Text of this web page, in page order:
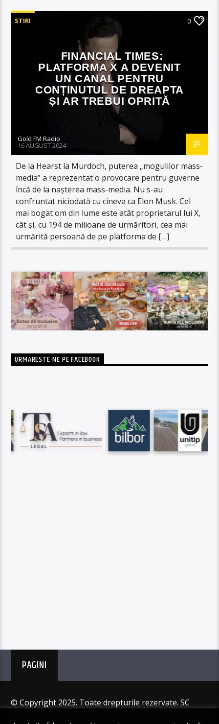
STIRI 0
FINANCIAL TIMES:
PLATFORMA X A DEVENIT
UN CANAL PENTRU
CONȚINUTUL DE DREAPTA
ȘI AR TREBUI OPRITĂ
Gold FM Radio
16 AUGUST 2024
De la Hearst la Murdoch, puterea „mogulilor mass-
media” a reprezentat o provocare pentru guverne
încă de la nașterea mass-media. Nu s-au
confruntat niciodată cu cineva ca Elon Musk. Cel
mai bogat om din lume este atât proprietarul lui X,
cât și, cu 194 de milioane de urmăritori, cea mai
urmărită persoană de pe platforma de […]
URMARESTE-NE PE FACEBOOK
PAGINI
© Copyright 2025. Toate drepturile rezervate. SC